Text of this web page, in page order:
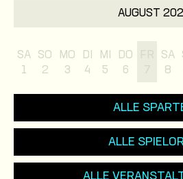
AUGUST
SA
1
SO
2
MO
3
DI
4
MI
5
DO
6
SA
8
ALLE
ALLE
ALLE